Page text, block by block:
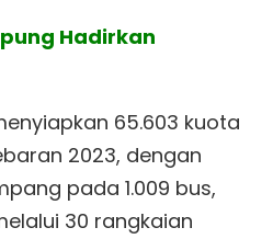
Hadirkan
65.603 kuota
2023, dengan
pada 1.009 bus,
30 rangkaian